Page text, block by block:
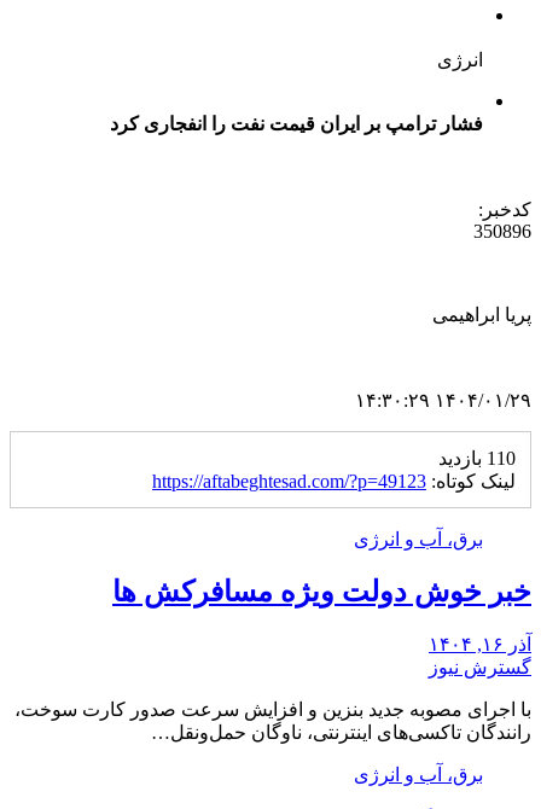
انرژی
فشار ترامپ بر ایران قیمت نفت را انفجاری کرد
کدخبر:
350896
پریا ابراهیمی
۱۴۰۴/۰۱/۲۹ ۱۴:۳۰:۲۹
110 بازدید
لینک کوتاه: https://aftabeghtesad.com/?p=49123
برق، آب و انرژی
خبر خوش دولت ویژه مسافرکش‌ ها
آذر ۱۶, ۱۴۰۴
گسترش نیوز
با اجرای مصوبه جدید بنزین و افزایش سرعت صدور کارت سوخت،
رانندگان تاکسی‌های اینترنتی، ناوگان حمل‌ونقل…
برق، آب و انرژی